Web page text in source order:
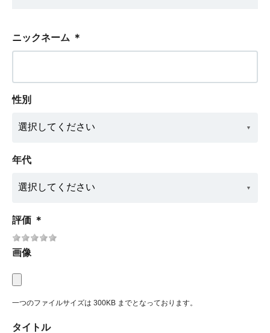
ニックネーム ＊
性別
年代
評価 ＊
画像
一つのファイルサイズは 300KB までとなっております。
タイトル